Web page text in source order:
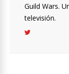
Guild Wars.
televisión.